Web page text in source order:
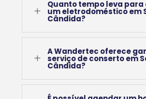
L
Quanto tempo leva
um eletrodoméstico em
Cândida?
L
A Wandertec oferece
serviço de conserto em
Cândida?